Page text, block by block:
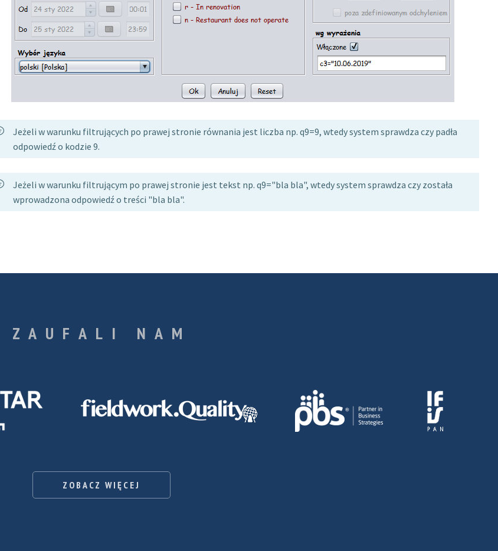
Jeżeli w warunku filtrujących po prawej stronie równania jest liczba np. q9=9, wtedy system sprawdza czy padła
odpowiedź o kodzie 9.
Jeżeli w warunku filtrującym po prawej stronie jest tekst np. q9="bla bla", wtedy system sprawdza czy została
wprowadzona odpowiedź o treści "bla bla".
ZAUFALI NAM
ZOBACZ WIĘCEJ